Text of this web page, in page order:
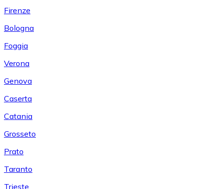
Firenze
Bologna
Foggia
Verona
Genova
Caserta
Catania
Grosseto
Prato
Taranto
Trieste